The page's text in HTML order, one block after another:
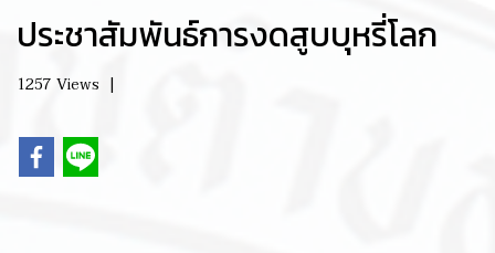
ประชาสัมพันธ์การงดสูบบุหรี่โลก
1257 Views |